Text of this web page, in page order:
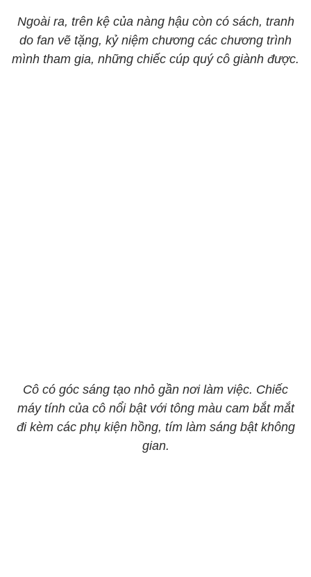
Ngoài ra, trên kệ của nàng hậu còn có sách, tranh
do fan vẽ tặng, kỷ niệm chương các chương trình
mình tham gia, những chiếc cúp quý cô giành được.
Cô có góc sáng tạo nhỏ gần nơi làm việc. Chiếc
máy tính của cô nổi bật với tông màu cam bắt mắt
đi kèm các phụ kiện hồng, tím làm sáng bật không
gian.